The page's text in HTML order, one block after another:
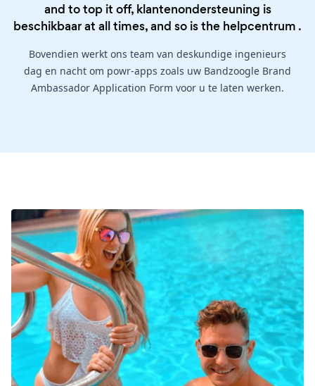
and to top it off, klantenondersteuning is
beschikbaar at all times, and so is the helpcentrum .
Bovendien werkt ons team van deskundige ingenieurs
dag en nacht om powr-apps zoals uw Bandzoogle Brand
Ambassador Application Form voor u te laten werken.